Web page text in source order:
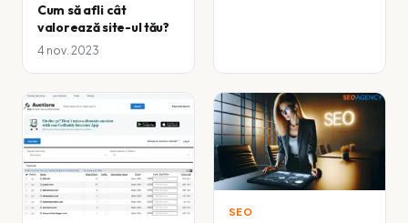
Cum să afli cât
valorează site-ul tău?
4 nov. 2023
SEO